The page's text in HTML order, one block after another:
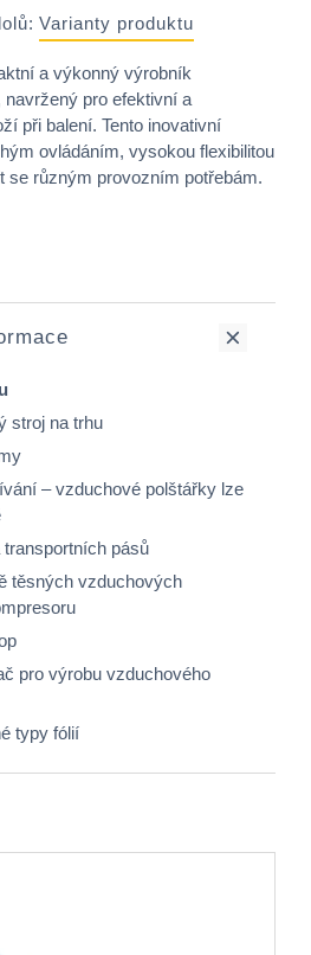
Varianty produktu
a výkonný výrobník
pro efektivní a
při balení. Tento inovativní
ovládáním, vysokou flexibilitou
se různým provozním potřebám.
stroj na trhu
– vzduchové polštářky lze
pásů
těsných vzduchových
pro výrobu vzduchového
typy fólií